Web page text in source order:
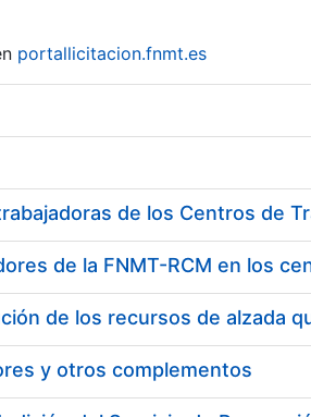
portallicitacion.fnmt.es
y otros complementos